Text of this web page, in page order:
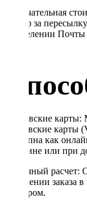
Окончательная
Тариф за
в отделении
Банковские
банковские
доступна как
магазине или при
Наличный
получении заказа
курьером.